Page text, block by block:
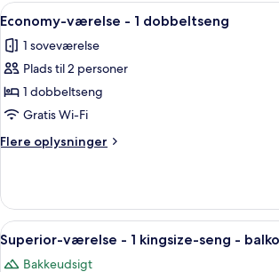
dobbeltsenge
Indlæs
alle
billeder
af
Economy-
værelse
-
1
Et
2
Economy-værelse - 1 dobbeltseng
1 soveværelse
Plads til 2 personer
1 dobbeltseng
Gratis Wi-Fi
Flere oplysninger
Flere
værelse
1
dobbeltseng
Indlæs
alle
En balkon
6
Superior-værelse - 1 kingsize-seng -
Bakkeudsigt